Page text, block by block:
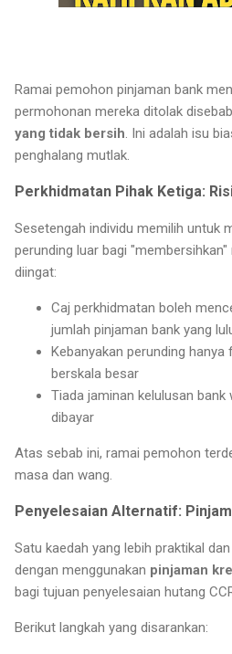
Ramai pemohon pinjaman bank
permohonan mereka ditolak
yang tidak bersih. Ini adalah isu
penghalang mutlak.
Perkhidmatan Pihak Ketiga:
Sesetengah individu memilih untuk
perunding luar bagi "membersihkan"
diingat:
Caj perkhidmatan boleh
jumlah pinjaman bank yang
Kebanyakan perunding
berskala besar
Tiada jaminan kelulusan bank
dibayar
Atas sebab ini, ramai pemohon
masa dan wang.
Penyelesaian Alternatif:
Satu kaedah yang lebih praktikal
dengan menggunakan pinjaman
bagi tujuan penyelesaian hutang
Berikut langkah yang disarankan: